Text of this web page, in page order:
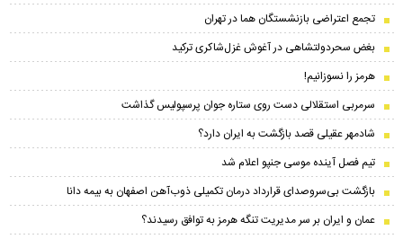
تجمع اعتراضی بازنشستگان هما در تهران
بغض سحر‌دولتشاهی در آغوش غزل‌شاکری ترکید
هرمز را نسوزانیم!
سرمربی استقلالی دست روی ستاره جوان پرسپولیس گذاشت
شادمهر عقیلی قصد بازگشت به ایران دارد؟
تیم فصل آینده موسی جنپو اعلام شد
بازگشت بی‌سروصدای قرارداد درمان تکمیلی ذوب‌آهن اصفهان به بیمه دانا
عمان و ایران بر سر مدیریت تنگه هرمز به توافق رسیدند؟